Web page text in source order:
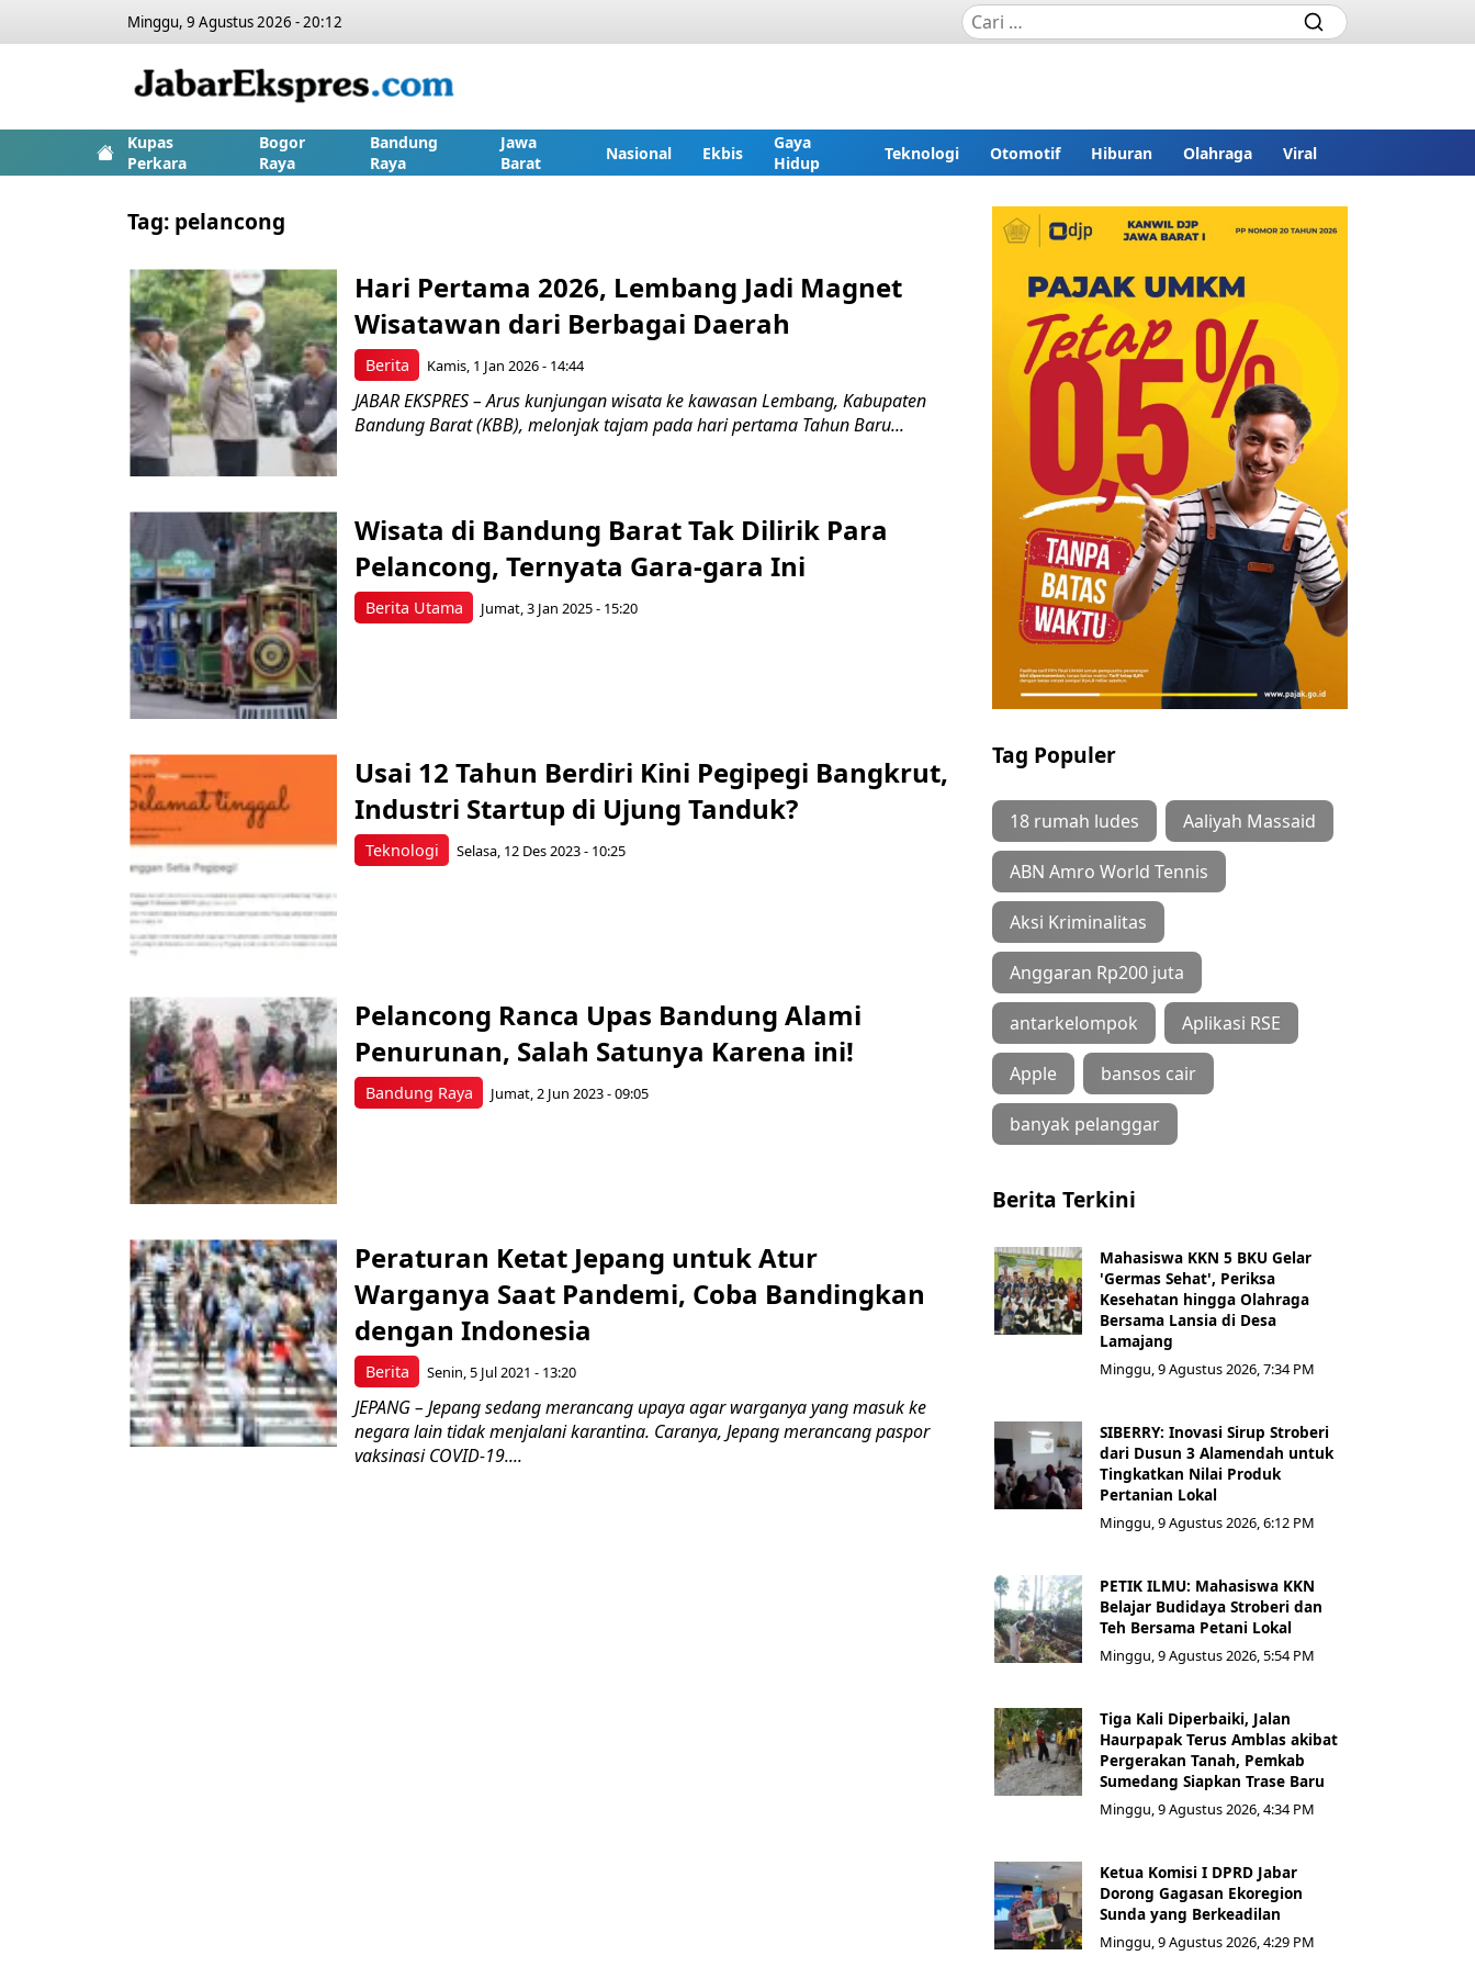
Minggu, 9 Agustus 2026 - 20:12
Kupas
Perkara
Bogor
Raya
Bandung
Raya
Jawa
Barat
Nasional Ekbis
Gaya
Hidup
Teknologi Otomotif Hiburan Olahraga Viral
Tag: pelancong
Berita
Hari Pertama 2026, Lembang Jadi Magnet
Wisatawan dari Berbagai Daerah
Kamis, 1 Jan 2026 - 14:44
JABAR EKSPRES – Arus kunjungan wisata ke kawasan Lembang, Kabupaten
Bandung Barat (KBB), melonjak tajam pada hari pertama Tahun Baru...
Berita Utama
Wisata di Bandung Barat Tak Dilirik Para
Pelancong, Ternyata Gara-gara Ini
Jumat, 3 Jan 2025 - 15:20
Teknologi
Usai 12 Tahun Berdiri Kini Pegipegi Bangkrut,
Industri Startup di Ujung Tanduk?
Selasa, 12 Des 2023 - 10:25
Bandung Raya
Pelancong Ranca Upas Bandung Alami
Penurunan, Salah Satunya Karena ini!
Jumat, 2 Jun 2023 - 09:05
Berita
Peraturan Ketat Jepang untuk Atur
Warganya Saat Pandemi, Coba Bandingkan
dengan Indonesia
Senin, 5 Jul 2021 - 13:20
JEPANG – Jepang sedang merancang upaya agar warganya yang masuk ke
negara lain tidak menjalani karantina. Caranya, Jepang merancang paspor
vaksinasi COVID-19....
Tag Populer
18 rumah ludes Aaliyah Massaid
ABN Amro World Tennis
Aksi Kriminalitas
Anggaran Rp200 juta
antarkelompok Aplikasi RSE
Apple bansos cair
banyak pelanggar
Berita Terkini
Mahasiswa KKN 5 BKU Gelar
'Germas Sehat', Periksa
Kesehatan hingga Olahraga
Bersama Lansia di Desa
Lamajang
Minggu, 9 Agustus 2026, 7:34 PM
SIBERRY: Inovasi Sirup Stroberi
dari Dusun 3 Alamendah untuk
Tingkatkan Nilai Produk
Pertanian Lokal
Minggu, 9 Agustus 2026, 6:12 PM
PETIK ILMU: Mahasiswa KKN
Belajar Budidaya Stroberi dan
Teh Bersama Petani Lokal
Minggu, 9 Agustus 2026, 5:54 PM
Tiga Kali Diperbaiki, Jalan
Haurpapak Terus Amblas akibat
Pergerakan Tanah, Pemkab
Sumedang Siapkan Trase Baru
Minggu, 9 Agustus 2026, 4:34 PM
Ketua Komisi I DPRD Jabar
Dorong Gagasan Ekoregion
Sunda yang Berkeadilan
Minggu, 9 Agustus 2026, 4:29 PM